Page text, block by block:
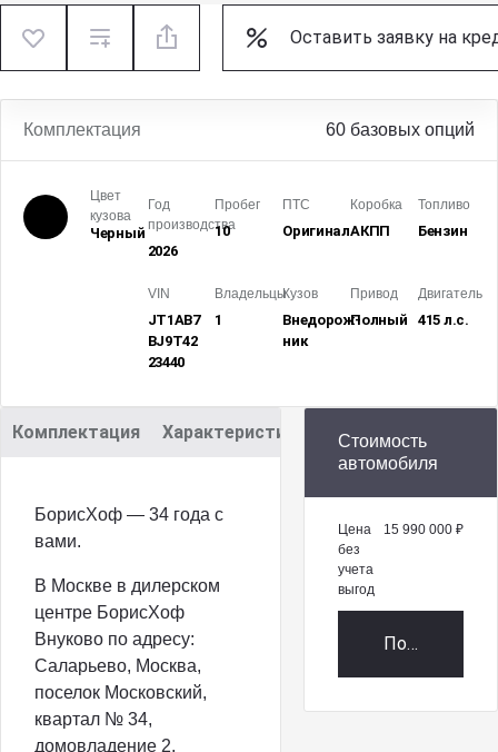
Оставить заявку на
Комплектация 60 базовых опций
Цвет
кузова
Черный
Год
производства
2026
Пробег
10
ПТС
Оригинал
Коробка
АКПП
Топливо
Бензин
VIN
JT1AB7
BJ9T42
23440
Владельцы
1
Кузов
Внедорож­
ник
Привод
Полный
Двигатель
415 л.с.
Комплектация Характеристики Описание
БорисХоф — 34 года с
вами.
В Москве в дилерском
центре БорисХоф
Внуково по адресу:
Саларьево, Москва,
поселок Московский,
квартал № 34,
домовладение 2,
Стоимость
автомобиля
Цена
без
учета
выгод
15 990 000 ₽
Получить